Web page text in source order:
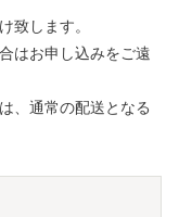
致します。
はお申し込みをご遠
、通常の配送となる